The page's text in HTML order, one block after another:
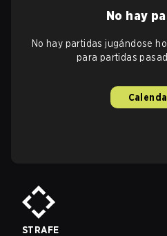
No hay
No hay partidas jugándose
para partidas
STRAFE